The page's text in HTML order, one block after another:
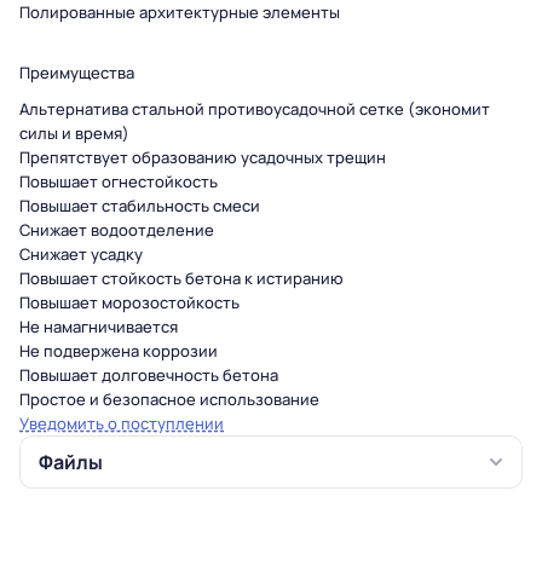
Полированные архитектурные элементы
Преимущества
Альтернатива стальной противоусадочной сетке (экономит
силы и время)
Препятствует образованию усадочных трещин
Повышает огнестойкость
Повышает стабильность смеси
Снижает водоотделение
Снижает усадку
Повышает стойкость бетона к истиранию
Повышает морозостойкость
Не намагничивается
Не подвержена коррозии
Повышает долговечность бетона
Простое и безопасное использование
Уведомить о поступлении
Файлы